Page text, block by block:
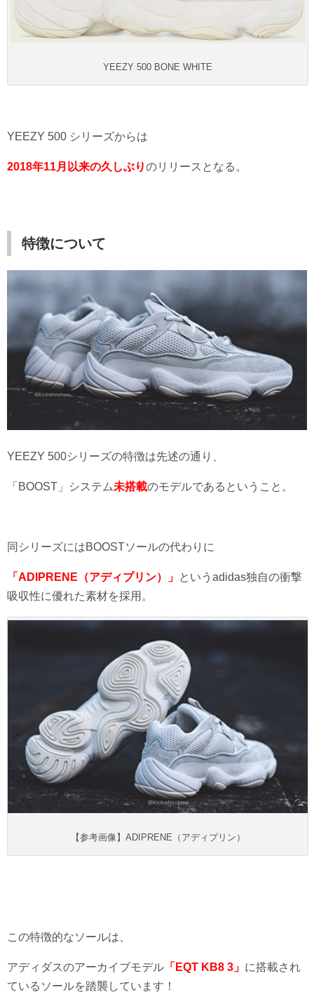
YEEZY 500 BONE WHITE
YEEZY 500 シリーズからは
2018年11月以来の久しぶりのリリースとなる。
特徴について
YEEZY 500シリーズの特徴は先述の通り、
「BOOST」システム未搭載のモデルであるということ。
同シリーズにはBOOSTソールの代わりに
「ADIPRENE（アディプリン）」 というadidas独自の衝撃
吸収性に優れた素材を採用。
【参考画像】ADIPRENE（アディプリン）
この特徴的なソールは、
アディダスのアーカイブモデル 「EQT KB8 3」 に搭載され
ているソールを踏襲しています！